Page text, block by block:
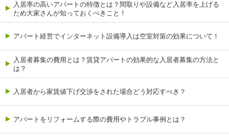
入居率の高いアパートの特徴とは？間取りや設備など入居率を上げる
ため大家さんが知っておくべきこと！
アパート経営でインターネット設備導入は空室対策の効果について！
入居者募集の費用とは？賃貸アパートの効果的な入居者募集の方法と
は？
入居者から家賃値下げ交渉をされた場合どう対応すべき？
アパートをリフォームする際の費用やトラブル事例とは？